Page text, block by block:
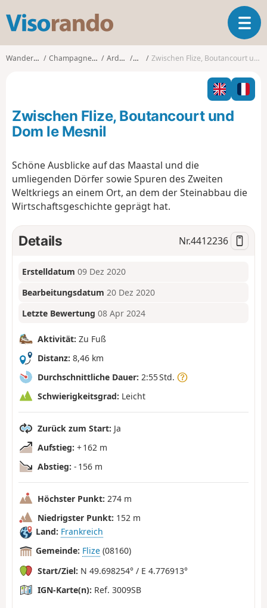
s
o
o
T
o
g
l
n
i
Wanderungen Champagne-Ardenne Ardennes Flize Zwischen Flize, Boutancourt und Dom le Mesnil
Zwischen Flize, Boutancourt und
Dom le Mesnil
Schöne Ausblicke auf das Maastal und die
umliegenden Dörfer sowie Spuren des Zweiten
Weltkriegs an einem Ort, an dem der Steinabbau die
Wirtschaftsgeschichte geprägt hat.
Details Nr.4412236
Erstelldatum 09 Dez 2020
Bearbeitungsdatum 20 Dez 2020
Letzte Bewertung 08 Apr 2024
Aktivität: Zu Fuß
Distanz: 8,46 km
Durchschnittliche Dauer: 2:55 Std.
Schwierigkeitsgrad: Leicht
Zurück zum Start: Ja
Aufstieg: + 162 m
Abstieg: - 156 m
Höchster Punkt: 274 m
Niedrigster Punkt: 152 m
Land: Frankreich
Gemeinde: Flize (08160)
Start/Ziel: N 49.698254° / E 4.776913°
IGN-Karte(n): Ref. 3009SB